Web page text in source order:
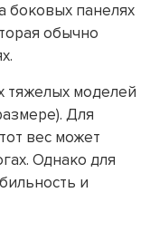
боковых панелях
обычно
тяжелых моделей
Для
вес может
Однако для
и